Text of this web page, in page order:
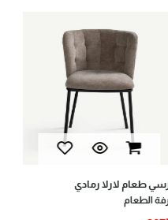
غابي طاولة قهوة - أبيض
غرف المعيشة
1,169AED